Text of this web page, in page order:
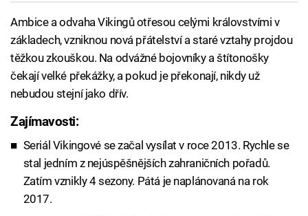
Ambice a odvaha Vikingů otřesou celými královstvími v
základech, vzniknou nová přátelství a staré vztahy projdou
těžkou zkouškou. Na odvážné bojovníky a štítonošky
čekají velké překážky, a pokud je překonají, nikdy už
nebudou stejní jako dřív.
Zajímavosti:
Seriál Vikingové se začal vysílat v roce 2013. Rychle se
stal jedním z nejúspěšnějších zahraničních pořadů.
Zatím vznikly 4 sezony. Pátá je naplánovaná na rok
2017.